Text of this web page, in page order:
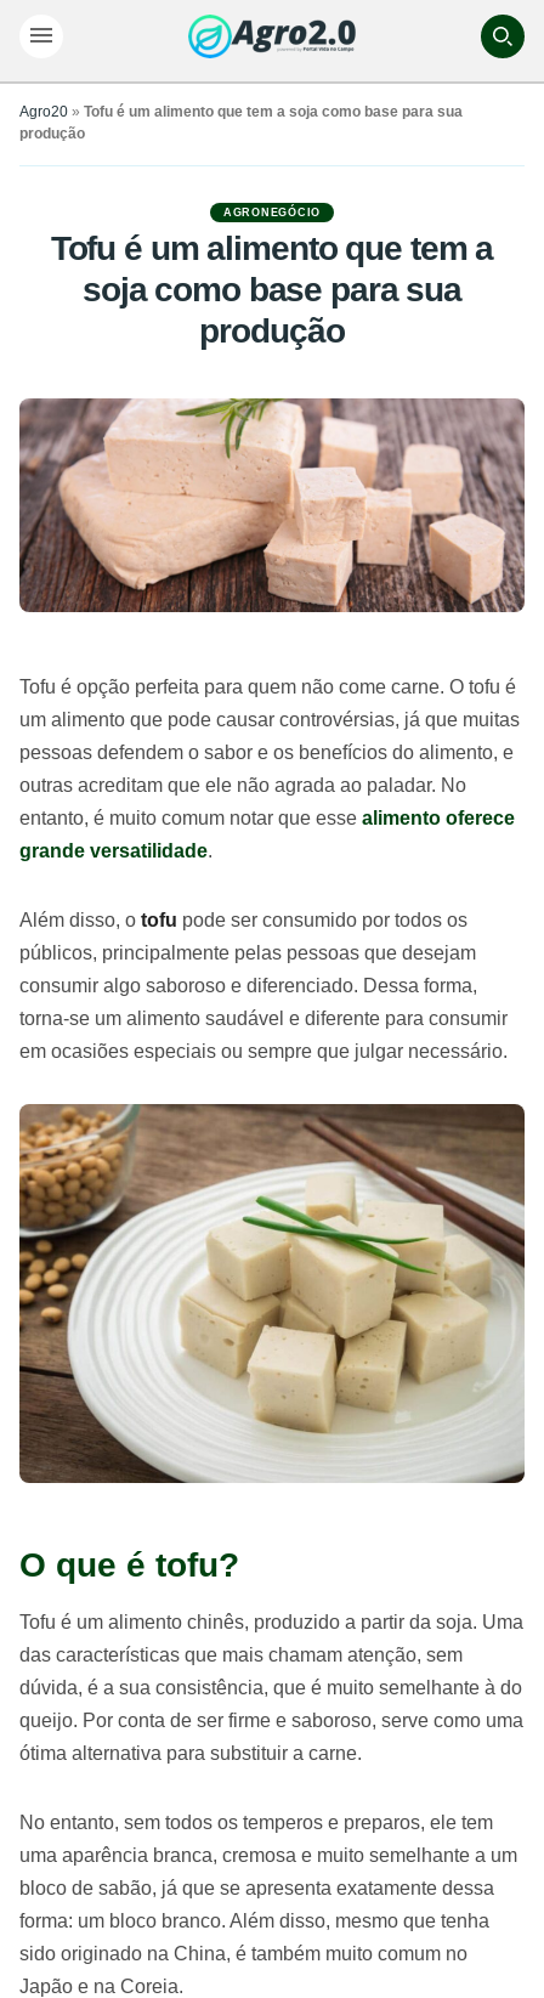
Agro20 » Tofu é um alimento que tem a soja como base para sua
produção
AGRONEGÓCIO
Tofu é um alimento que tem a
soja como base para sua
produção
Tofu é opção perfeita para quem não come carne. O tofu é
um alimento que pode causar controvérsias, já que muitas
pessoas defendem o sabor e os benefícios do alimento, e
outras acreditam que ele não agrada ao paladar. No
entanto, é muito comum notar que esse alimento oferece
grande versatilidade.
Além disso, o tofu pode ser consumido por todos os
públicos, principalmente pelas pessoas que desejam
consumir algo saboroso e diferenciado. Dessa forma,
torna-se um alimento saudável e diferente para consumir
em ocasiões especiais ou sempre que julgar necessário.
O que é tofu?
Tofu é um alimento chinês, produzido a partir da soja. Uma
das características que mais chamam atenção, sem
dúvida, é a sua consistência, que é muito semelhante à do
queijo. Por conta de ser firme e saboroso, serve como uma
ótima alternativa para substituir a carne.
No entanto, sem todos os temperos e preparos, ele tem
uma aparência branca, cremosa e muito semelhante a um
bloco de sabão, já que se apresenta exatamente dessa
forma: um bloco branco. Além disso, mesmo que tenha
sido originado na China, é também muito comum no
Japão e na Coreia.